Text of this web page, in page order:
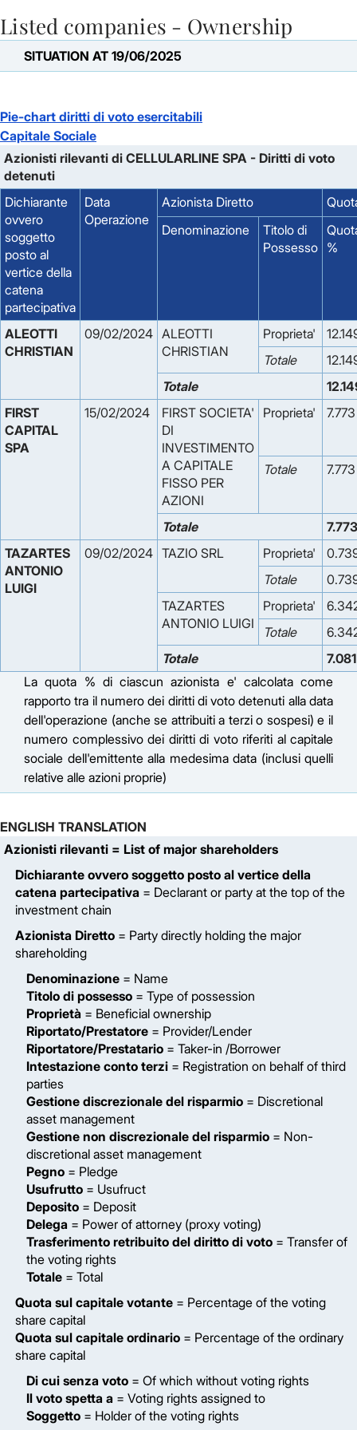
Skip to Main Content
Listed companies - Ownership
SITUATION AT 19/06/2025
Pie-chart diritti di voto esercitabili
Capitale Sociale
Azionisti rilevanti di CELLULARLINE SPA - Diritti di voto
detenuti
Dichiarante
ovvero
soggetto
posto al
vertice della
catena
partecipativa
Data
Operazione
Azionista Diretto
Denominazione
Titolo di
Possesso %
ALEOTTI
CHRISTIAN
09/02/2024 ALEOTTI
CHRISTIAN
Proprieta'
Totale
Totale
FIRST
CAPITAL
SPA
15/02/2024
FIRST SOCIETA'
DI
INVESTIMENTO
A CAPITALE
FISSO PER
AZIONI
Proprieta' 7.773
Totale 7.773
Totale
7.773
TAZARTES
ANTONIO
LUIGI
09/02/2024 TAZIO SRL Proprieta'
Totale
TAZARTES
ANTONIO LUIGI
Proprieta'
Totale
Totale
7.081
La quota % di ciascun azionista e' calcolata come
rapporto tra il numero dei diritti di voto detenuti alla data
dell'operazione (anche se attribuiti a terzi o sospesi) e il
numero complessivo dei diritti di voto riferiti al capitale
sociale dell'emittente alla medesima data (inclusi quelli
relative alle azioni proprie)
ENGLISH TRANSLATION
Azionisti rilevanti = List of major shareholders
Dichiarante ovvero soggetto posto al vertice della
catena partecipativa = Declarant or party at the top of the
investment chain
Azionista Diretto = Party directly holding the major
shareholding
Denominazione = Name
Titolo di possesso = Type of possession
Proprietà = Beneficial ownership
Riportato/Prestatore = Provider/Lender
Riportatore/Prestatario = Taker-in /Borrower
Intestazione conto terzi = Registration on behalf of third
parties
Gestione discrezionale del risparmio = Discretional
asset management
Gestione non discrezionale del risparmio = Non-
discretional asset management
Pegno = Pledge
Usufrutto = Usufruct
Deposito = Deposit
Delega = Power of attorney (proxy voting)
Trasferimento retribuito del diritto di voto = Transfer of
the voting rights
Totale = Total
Quota sul capitale votante = Percentage of the voting
share capital
Quota sul capitale ordinario = Percentage of the ordinary
share capital
Di cui senza voto = Of which without voting rights
Il voto spetta a = Voting rights assigned to
Soggetto = Holder of the voting rights